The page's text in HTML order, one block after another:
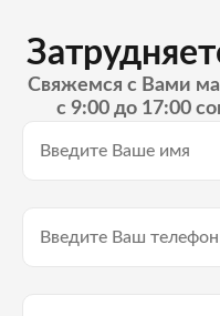
Свяжемся с Вами
с 9:00 до 17:00